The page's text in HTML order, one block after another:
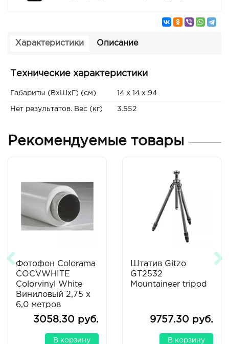
Характеристики Описание
Технические характеристики
Габариты (ВxШxГ) (см) 14 x 14 x 94
Нет результатов. Вес (кг) 3.552
Рекомендуемые товары
Фотофон Colorama
COCVWHITE
Colorvinyl White
Виниловый 2,75 х
6,0 метров
3058.30 руб.
В корзину
Штатив Gitzo
GT2532
Mountaineer tripod
9757.30 руб.
В корзину